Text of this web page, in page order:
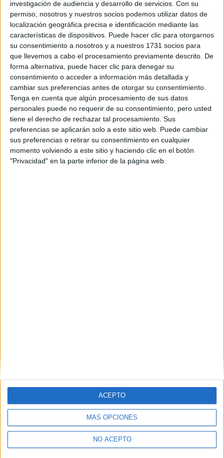
investigación de audiencia y desarrollo de servicios. Con su
permiso, nosotros y nuestros socios podemos utilizar datos de
localización geográfica precisa e identificación mediante las
características de dispositivos. Puede hacer clic para otorgarnos
su consentimiento a nosotros y a nuestros 1731 socios para
que llevemos a cabo el procesamiento previamente descrito. De
forma alternativa, puede hacer clic para denegar su
consentimiento o acceder a información más detallada y
cambiar sus preferencias antes de otorgar su consentimiento.
Tenga en cuenta que algún procesamiento de sus datos
personales puede no requerir de su consentimiento, pero usted
tiene el derecho de rechazar tal procesamiento. Sus
preferencias se aplicarán solo a este sitio web. Puede cambiar
sus preferencias o retirar su consentimiento en cualquier
momento volviendo a este sitio y haciendo clic en el botón
"Privacidad" en la parte inferior de la página web.
MÁS OPCIONES
NO ACEPTO
ACEPTO
A 13 usuarios les interesa estudiar aquíVer todos
Mapa
+
−
Ver todos los contactos
Principales cifras
Nº medio de alumnos por aula: 50
Nº de profesores: 26